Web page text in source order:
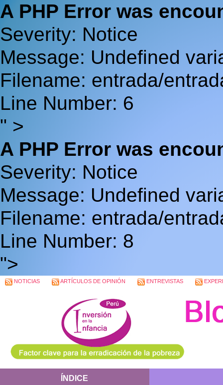
A PHP Error was
Severity: Notice
Message: Undefined
Filename: entrada/
Line Number: 6
" >
A PHP Error was
Severity: Notice
Message: Undefined
Filename: entrada/
Line Number: 8
">
NOTICIAS ARTÍCULOS DE OPINIÓN ENTREVISTAS
ÍNDICE